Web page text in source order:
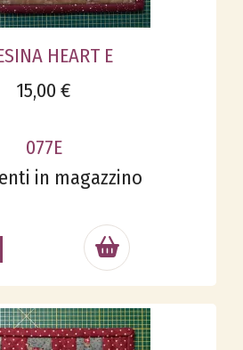
HEART E
15,00 €
077E
in magazzino